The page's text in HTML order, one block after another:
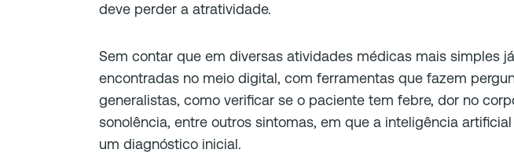
deve perder a atratividade.
Sem contar que em diversas atividades médicas mais simples
encontradas no meio digital, com ferramentas que fazem
generalistas, como verificar se o paciente tem febre, dor no
sonolência, entre outros sintomas, em que a inteligência
um diagnóstico inicial.